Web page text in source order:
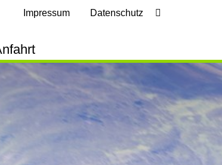
Impressum Datenschutz